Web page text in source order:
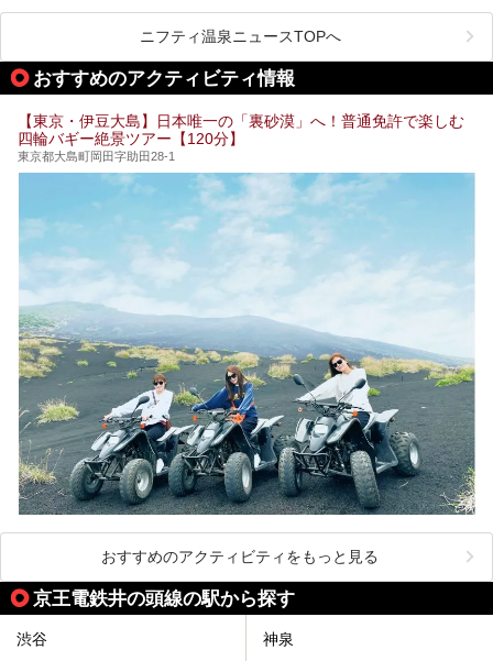
ら、特におすすめしたい施設14選をご紹介します。
してみてください。
また、終電を逃してしまい、「このまま朝までゆっくりでき
る場所があれば」と探した経験がある人も多いのではないで
しょうか。
そこで本記事では、東京でおすすめのスーパー銭湯を、目的
24時間営業で宿泊できる施設や、1,000円以下で楽しめる安
い施設、デートや休日レジャーにもぴったりなエンタメ要素
が充実した施設など、利用のシーンに合わせて参考にしてく
ださい。
ニフティ温泉ニュースTOPへ
おすすめのアクティビティ情報
【東京・伊豆大島】日本唯一の「裏砂漠」へ！普通免許で楽しむ
四輪バギー絶景ツアー【120分】
東京都大島町岡田字助田28-1
おすすめのアクティビティをもっと見る
京王電鉄井の頭線の駅から探す
渋谷 神泉